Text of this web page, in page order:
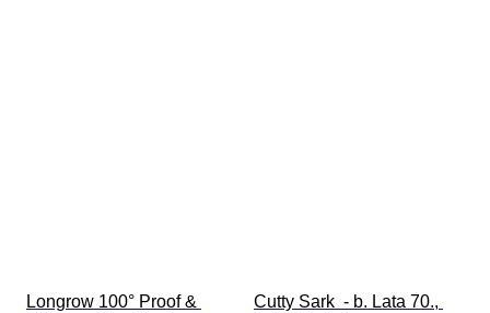
Longrow 100° Proof &
Cutty Sark  - b. Lata 70.,